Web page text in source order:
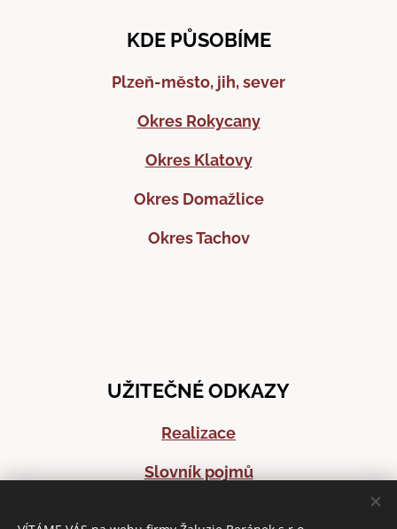
KDE PŮSOBÍME
Plzeň-město, jih, sever
Okres Rokycany
Okres Klatovy
Okres Domažlice
Okres Tachov
UŽITEČNÉ ODKAZY
Realizace
Slovník pojmů